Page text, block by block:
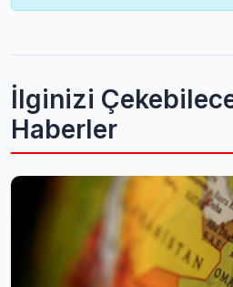
İlginizi
Haberler